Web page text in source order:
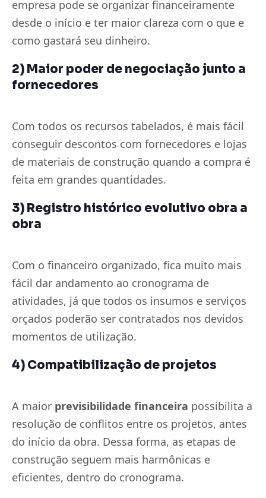
empresa pode se organizar financeiramente
desde o início e ter maior clareza com o que e
como gastará seu dinheiro.
2) Maior poder de negociação junto a
fornecedores
Com todos os recursos tabelados, é mais fácil
conseguir descontos com fornecedores e lojas
de materiais de construção quando a compra é
feita em grandes quantidades.
3) Registro histórico evolutivo obra a
obra
Com o financeiro organizado, fica muito mais
fácil dar andamento ao cronograma de
atividades, já que todos os insumos e serviços
orçados poderão ser contratados nos devidos
momentos de utilização.
4) Compatibilização de projetos
A maior previsibilidade financeira possibilita a
resolução de conflitos entre os projetos, antes
do início da obra. Dessa forma, as etapas de
construção seguem mais harmônicas e
eficientes, dentro do cronograma.